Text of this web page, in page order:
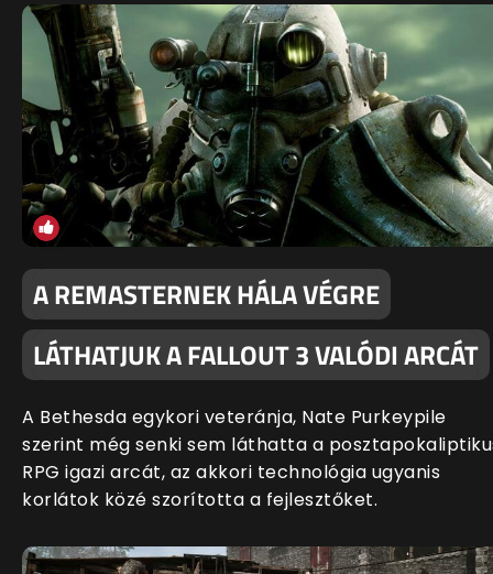
A REMASTERNEK HÁLA VÉGRE
LÁTHATJUK A FALLOUT 3 VALÓDI ARCÁT
A Bethesda egykori veteránja, Nate Purkeypile
szerint még senki sem láthatta a
RPG igazi arcát, az akkori technológia ugyanis
korlátok közé szorította a fejlesztőket.